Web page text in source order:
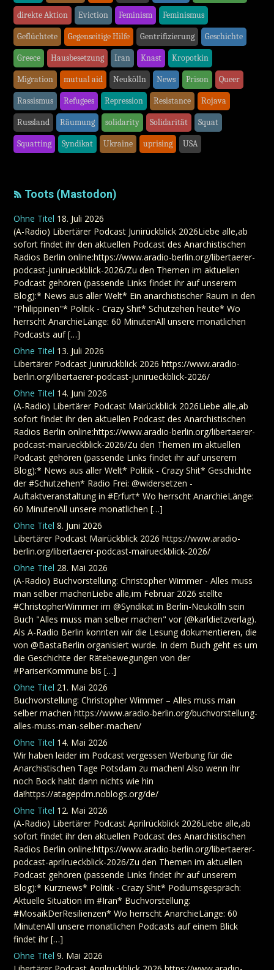
direkte Aktion Eviction Feminism Feminismus
Geflüchtete Gegenseitige Hilfe Gentrifizierung Geschichte
Greece Hausbesetzung Iran Knast Kropotkin
Migration mutual aid Neukölln News Prison Queer
Rassismus Refugees Repression Resistance Rojava
Russland Räumung solidarity Solidarität Squat
Squatting Syndikat Ukraine uprising USA
Toots (Mastodon)
Ohne Titel 18. Juli 2026
(A-Radio) Libertärer Podcast Junirückblick 2026Liebe alle,ab
sofort findet ihr den aktuellen Podcast des Anarchistischen
Radios Berlin online:https://www.aradio-berlin.org/libertaerer-
podcast-junirueckblick-2026/Zu den Themen im aktuellen
Podcast gehören (passende Links findet ihr auf unserem
Blog):* News aus aller Welt* Ein anarchistischer Raum in den
"Philippinen"* Politik - Crazy Shit* Schutzehen heute* Wo
herrscht AnarchieLänge: 60 MinutenAll unsere monatlichen
Podcasts auf […]
Ohne Titel 13. Juli 2026
Libertärer Podcast Junirückblick 2026 https://www.aradio-
berlin.org/libertaerer-podcast-junirueckblick-2026/
Ohne Titel 14. Juni 2026
(A-Radio) Libertärer Podcast Mairückblick 2026Liebe alle,ab
sofort findet ihr den aktuellen Podcast des Anarchistischen
Radios Berlin online:https://www.aradio-berlin.org/libertaerer-
podcast-mairueckblick-2026/Zu den Themen im aktuellen
Podcast gehören (passende Links findet ihr auf unserem
Blog):* News aus aller Welt* Politik - Crazy Shit* Geschichte
der #Schutzehen* Radio Frei: @widersetzen -
Auftaktveranstaltung in #Erfurt* Wo herrscht AnarchieLänge:
60 MinutenAll unsere monatlichen […]
Ohne Titel 8. Juni 2026
Libertärer Podcast Mairückblick 2026 https://www.aradio-
berlin.org/libertaerer-podcast-mairueckblick-2026/
Ohne Titel 28. Mai 2026
(A-Radio) Buchvorstellung: Christopher Wimmer - Alles muss
man selber machenLiebe alle,im Februar 2026 stellte
#ChristopherWimmer im @Syndikat in Berlin-Neukölln sein
Buch "Alles muss man selber machen" vor (@karldietzverlag).
Als A-Radio Berlin konnten wir die Lesung dokumentieren, die
von @BastaBerlin organisiert wurde. In dem Buch geht es um
die Geschichte der Rätebewegungen von der
#PariserKommune bis […]
Ohne Titel 21. Mai 2026
Buchvorstellung: Christopher Wimmer – Alles muss man
selber machen https://www.aradio-berlin.org/buchvorstellung-
alles-muss-man-selber-machen/
Ohne Titel 14. Mai 2026
Wir haben leider im Podcast vergessen Werbung für die
Anarchistischen Tage Potsdam zu machen! Also wenn ihr
noch Bock habt dann nichts wie hin
da!https://atagepdm.noblogs.org/de/
Ohne Titel 12. Mai 2026
(A-Radio) Libertärer Podcast Aprilrückblick 2026Liebe alle,ab
sofort findet ihr den aktuellen Podcast des Anarchistischen
Radios Berlin online:https://www.aradio-berlin.org/libertaerer-
podcast-aprilrueckblick-2026/Zu den Themen im aktuellen
Podcast gehören (passende Links findet ihr auf unserem
Blog):* Kurznews* Politik - Crazy Shit* Podiumsgespräch:
Aktuelle Situation im #Iran* Buchvorstellung:
#MosaikDerResilienzen* Wo herrscht AnarchieLänge: 60
MinutenAll unsere monatlichen Podcasts auf einem Blick
findet ihr […]
Ohne Titel 9. Mai 2026